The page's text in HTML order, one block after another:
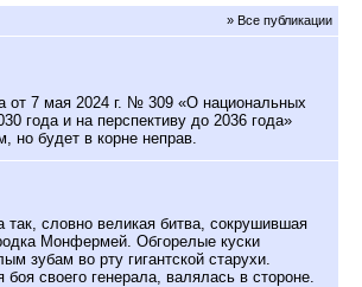
» Все публикации
от 7 мая 2024 г. № 309 «О национальных
года и на перспективу до 2036 года»
но будет в корне неправ.
словно великая битва, сокрушившая
Монфермей. Обгорелые куски
зубам во рту гигантской старухи.
своего генерала, валялась в стороне.